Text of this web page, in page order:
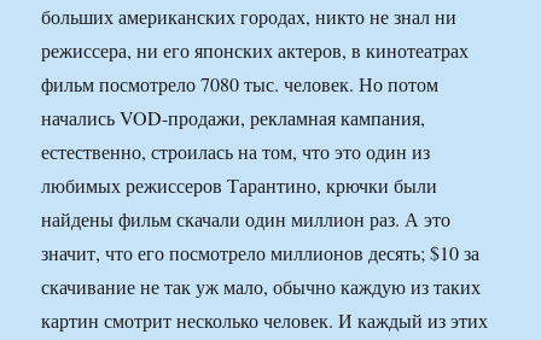
больших американских городах, никто не знал ни
режиссера, ни его японских актеров, в кинотеатрах
фильм посмотрело 7080 тыс. человек. Но потом
начались VOD-продажи, рекламная кампания,
естественно, строилась на том, что это один из
любимых режиссеров Тарантино, крючки были
найдены фильм скачали один миллион раз. А это
значит, что его посмотрело миллионов десять; $10 за
скачивание не так уж мало, обычно каждую из таких
картин смотрит несколько человек. И каждый из этих